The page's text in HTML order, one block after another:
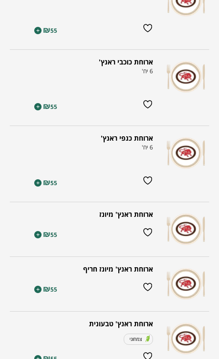
₪55
+
ארוחת כוכבי ראנץ'
6 יח'
₪55
+
ארוחת כנפי ראנץ'
6 יח'
₪55
+
ארוחת ראנץ' מיונז
₪55
+
ארוחת ראנץ' מיונז חריף
₪55
+
ארוחת ראנץ' טבעונית
צמחוני